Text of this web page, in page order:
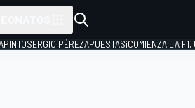
SERGIO PÉREZAPUESTAS¡COMIENZA LA